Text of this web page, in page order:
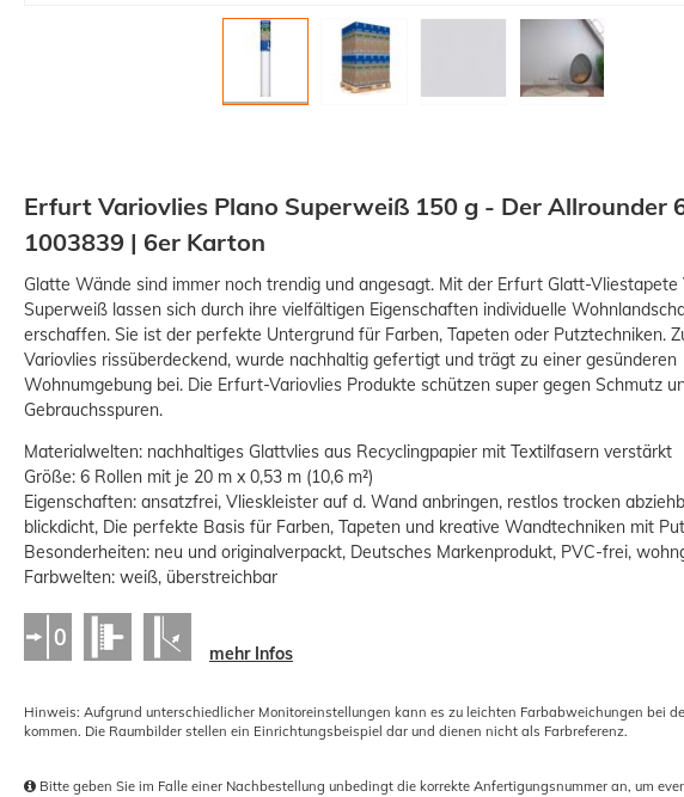
Erfurt Variovlies Plano Superweiß 150 g - Der Allrounder
1003839 | 6er Karton
Glatte Wände sind immer noch trendig und angesagt. Mit der Erfurt Glatt-Vliestapete
Superweiß lassen sich durch ihre vielfältigen Eigenschaften individuelle
erschaffen. Sie ist der perfekte Untergrund für Farben, Tapeten oder Putztechniken.
Variovlies rissüberdeckend, wurde nachhaltig gefertigt und trägt zu einer gesünderen
Wohnumgebung bei. Die Erfurt-Variovlies Produkte schützen super gegen Schmutz
Gebrauchsspuren.
Materialwelten: nachhaltiges Glattvlies aus Recyclingpapier mit Textilfasern verstärkt
Größe: 6 Rollen mit je 20 m x 0,53 m (10,6 m²)
Eigenschaften: ansatzfrei, Vlieskleister auf d. Wand anbringen, restlos trocken
blickdicht, Die perfekte Basis für Farben, Tapeten und kreative Wandtechniken mit
Besonderheiten: neu und originalverpackt, Deutsches Markenprodukt, PVC-frei,
Farbwelten: weiß, überstreichbar
mehr Infos
Hinweis: Aufgrund unterschiedlicher Monitoreinstellungen kann es zu leichten Farbabweichungen bei
kommen. Die Raumbilder stellen ein Einrichtungsbeispiel dar und dienen nicht als Farbreferenz.
Bitte geben Sie im Falle einer Nachbestellung unbedingt die korrekte Anfertigungsnummer an, um
23,53 €
Grundpreis: 11,76 € / Kilogramm